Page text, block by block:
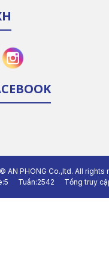
AN PHONG Co.,ltd. All rights
5 Tuần:2542 Tổng truy